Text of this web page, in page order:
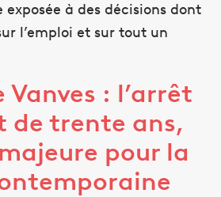
exposée à des décisions dont
l’emploi et sur tout un
: l’arrêt
de trente ans,
pour la